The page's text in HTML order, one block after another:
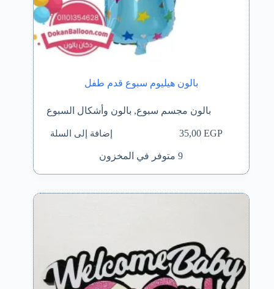
بالون هيليوم سبوع قدم طفل
بالون مجسم سبوع, بالون وأشكال السبوع
35,00EGP إضافة إلى السلة
9 متوفر في المخزون